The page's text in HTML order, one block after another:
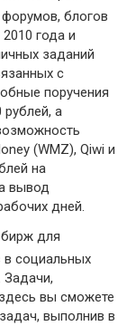
форумов, блогов
года и
заданий
с
поручения
а
(WMZ), Qiwi и
на
вывод
дней.
для
в социальных
Задачи,
вы сможете
выполнив в